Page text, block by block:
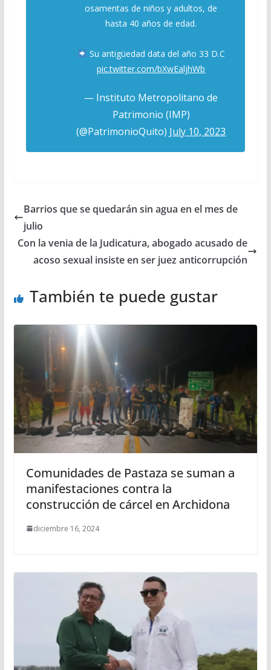
osamentas de niños y adultos, de
hasta 40 años de edad.
Su antigüedad data del año 33 D.C
pic.twitter.com/bXwEaljhWb
— Instituto Metropolitano de
Patrimonio (IMP)
(@PatrimonioQuito) July 10, 2023
Barrios que se quedarán sin agua en el mes de
julio
Con la venia de la Judicatura, abogado acusado de
acoso sexual insiste en ser juez anticorrupción
También te puede gustar
Comunidades de Pastaza se suman a
manifestaciones contra la
construcción de cárcel en Archidona
diciembre 16, 2024